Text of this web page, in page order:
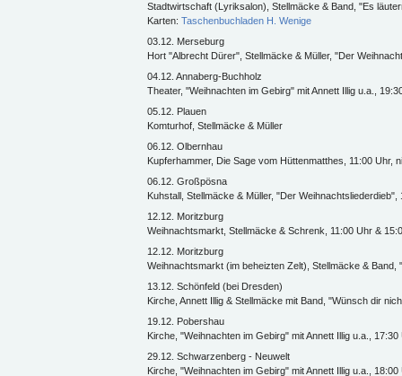
Stadtwirtschaft (Lyriksalon), Stellmäcke & Band, "Es
Karten: Taschenbuchladen H. Wenige
03.12. Merseburg
Hort "Albrecht Dürer", Stellmäcke & Müller, "Der
04.12. Annaberg-Buchholz
Theater, "Weihnachten im Gebirg" mit Annett Illig u.a.,
05.12. Plauen
Komturhof, Stellmäcke & Müller
06.12. Olbernhau
Kupferhammer, Die Sage vom Hüttenmatthes, 11:00 Uhr,
06.12. Großpösna
Kuhstall, Stellmäcke & Müller, "Der Weihnachtsliederdieb",
12.12. Moritzburg
Weihnachtsmarkt, Stellmäcke & Schrenk, 11:00 Uhr &
12.12. Moritzburg
Weihnachtsmarkt (im beheizten Zelt), Stellmäcke &
13.12. Schönfeld (bei Dresden)
Kirche, Annett Illig & Stellmäcke mit Band, "Wünsch dir
19.12. Pobershau
Kirche, "Weihnachten im Gebirg" mit Annett Illig u.a., 17:30
29.12. Schwarzenberg - Neuwelt
Kirche, "Weihnachten im Gebirg" mit Annett Illig u.a., 18:00